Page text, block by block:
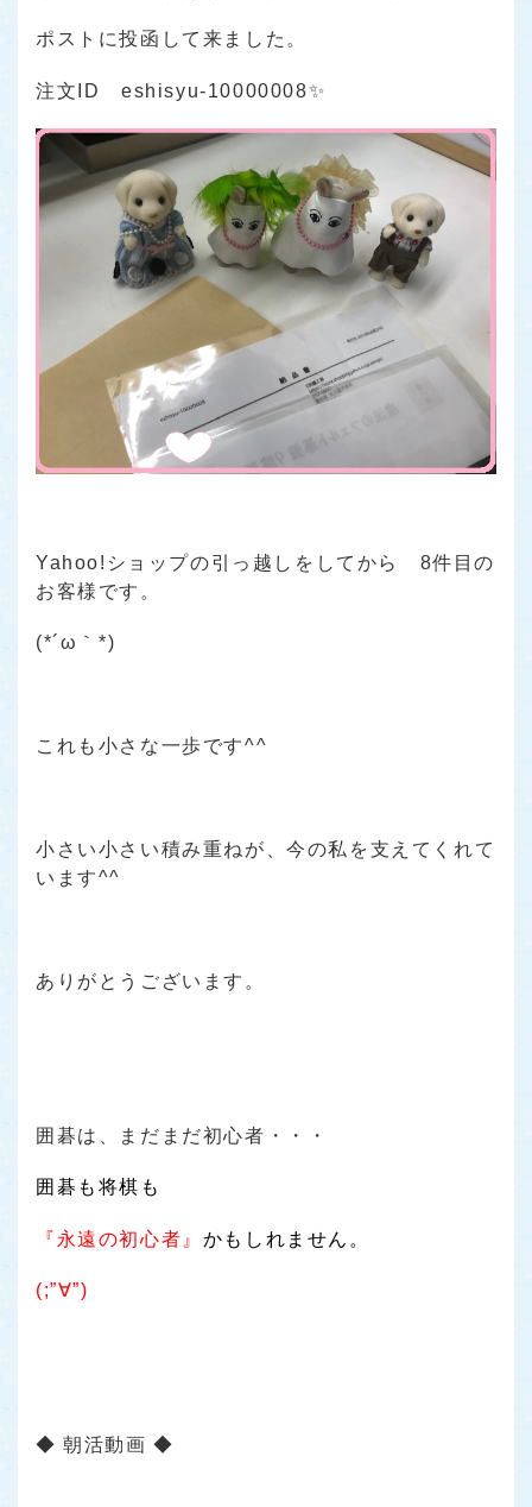
ポストに投函して来ました。
注文ID eshisyu-10000008✨
Yahoo!ショップの引っ越しをしてから 8件目の
お客様です。
(*´ω｀*)
これも小さな一歩です^^
小さい小さい積み重ねが、今の私を支えてくれて
います^^
ありがとうございます。
囲碁は、まだまだ初心者・・・
囲碁も将棋も
『永遠の初心者』 かもしれません。
(;”∀”)
◆ 朝活動画 ◆